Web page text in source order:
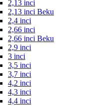
2,13 inci
2,13 inci Beku
2,4 inci
2,66 inci
2,66 inci Beku
2,9 inci
3 inci
3,5 inci
3,7 inci
4,2 inci
4,3 inci
4,4 inci